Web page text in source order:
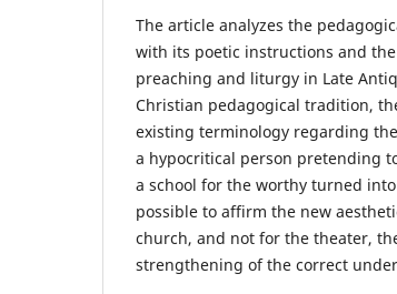
The article analyzes the
with its poetic instructions and
preaching and liturgy in Late
Christian pedagogical tradition,
existing terminology regarding
a hypocritical person pretending
a school for the worthy turned
possible to affirm the new
church, and not for the theater,
strengthening of the correct